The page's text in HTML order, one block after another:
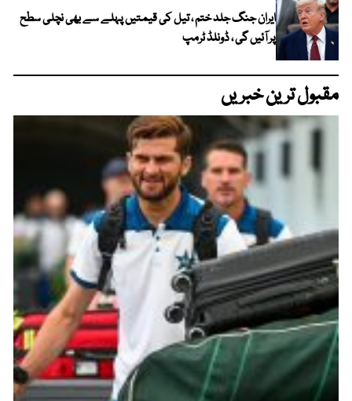
ایران جنگ جلد ختم ، تیل کی قیمتیں پہلے سے بھی نچلی سطح
پر آئیں گی ، ڈونلڈ ٹرمپ
مقبول ترین خبریں